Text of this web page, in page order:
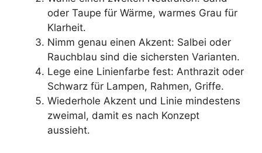
oder Taupe für Wärme, warmes Grau für
Klarheit.
Nimm genau einen Akzent: Salbei oder
Rauchblau sind die sichersten Varianten.
Lege eine Linienfarbe fest: Anthrazit oder
Schwarz für Lampen, Rahmen, Griffe.
Wiederhole Akzent und Linie mindestens
zweimal, damit es nach Konzept
aussieht.